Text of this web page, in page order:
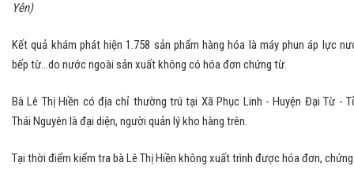
Yên)
Kết quả khám phát hiện 1.758 sản phẩm hàng hóa là máy phun áp lực
bếp từ…do nước ngoài sản xuất không có hóa đơn chứng từ.
Bà Lê Thị Hiền có địa chỉ thường trú tại Xã Phục Linh - Huyện Đại Từ -
Thái Nguyên là đại diện, người quản lý kho hàng trên.
Tại thời điểm kiểm tra bà Lê Thị Hiền không xuất trình được hóa đơn,